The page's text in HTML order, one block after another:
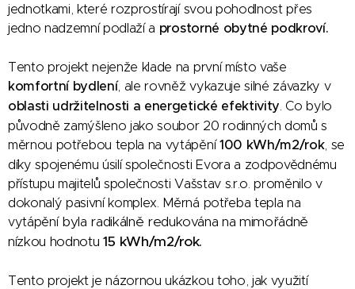
jednotkami, které rozprostírají svou pohodlnost přes
jedno nadzemní podlaží a prostorné obytné podkroví.
Tento projekt nejenže klade na první místo vaše
komfortní bydlení, ale rovněž vykazuje silné závazky v
oblasti udržitelnosti a energetické efektivity. Co bylo
původně zamýšleno jako soubor 20 rodinných domů s
měrnou potřebou tepla na vytápění100 kWh/m2/rok, se
díky spojenému úsilí společnosti Evora a zodpovědnému
přístupu majitelů společnosti Vašstav s.r.o. proměnilo v
dokonalý pasivní komplex. Měrná potřeba tepla na
vytápění byla radikálně redukována na mimořádně
nízkou hodnotu 15 kWh/m2/rok.
Tento projekt je názornou ukázkou toho, jak využití